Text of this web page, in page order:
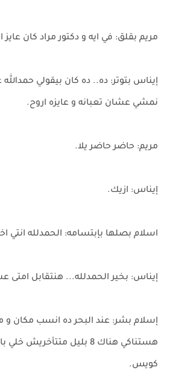
مريم بقلق: في ايه و دكتور مراد كان عايز
إيناس بتوتر: ده.. ده كان بيقولي
نمشي عشان تعبانه و عايزه اروح.
مريم: حاضر حاضر يلا.
إيناس: ازيك.
اسلام بصلها بإبتسامه: الحمدلله انتي
إيناس: بخير الحمدلله... هنتقابل امتى
إسلام بشر: عند البحر ده انسب مكان و
هستناكي هناك 8 بليل
كويس.